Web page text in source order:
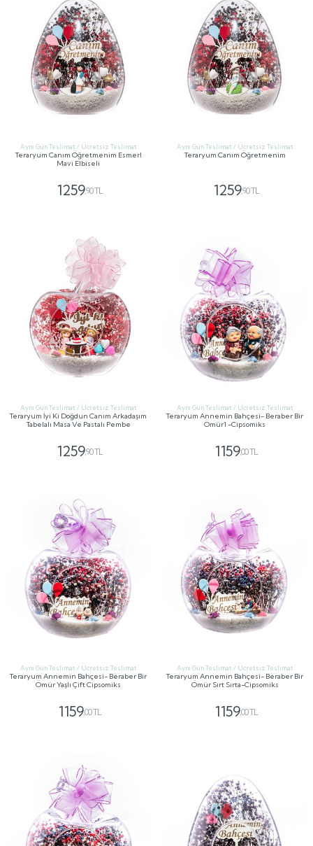
Aynı Gün Teslimat / Ücretsiz Teslimat
Teraryum Canım Öğretmenim Esmerl
Mavi Elbiseli
1259,90 TL
Aynı Gün Teslimat / Ücretsiz Teslimat
Teraryum Canım Öğretmenim
1259,90 TL
Aynı Gün Teslimat / Ücretsiz Teslimat
Teraryum İyi Ki Doğdun Canım Arkadaşım
Tabelalı Masa Ve Pastalı Pembe
1259,90 TL
Aynı Gün Teslimat / Ücretsiz Teslimat
Teraryum Annemin Bahçesi- Beraber Bir
Ömür1 -Cipsomiks
1159,00 TL
Aynı Gün Teslimat / Ücretsiz Teslimat
Teraryum Annemin Bahçesi- Beraber Bir
Ömür Yaşlı Çift Cipsomiks
1159,00 TL
Aynı Gün Teslimat / Ücretsiz Teslimat
Teraryum Annemin Bahçesi- Beraber Bir
Ömür Sırt Sırta-Cipsomiks
1159,00 TL